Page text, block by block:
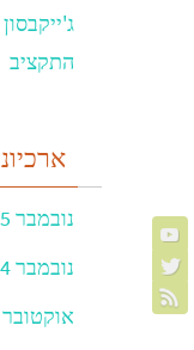
התקציב
נובמבר 2025
נובמבר 2024
אוקטובר